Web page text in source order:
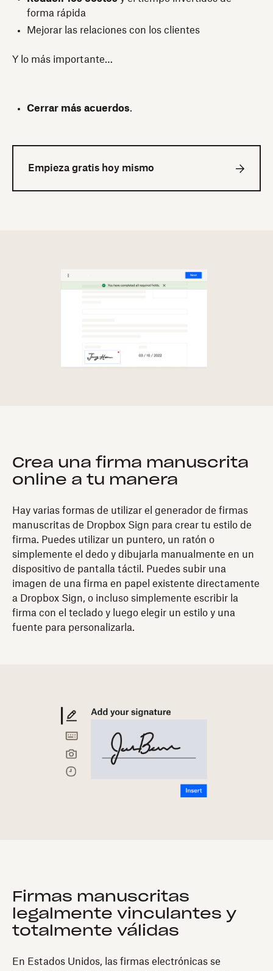
forma rápida
Mejorar las relaciones con los clientes
Y lo más importante…
Cerrar más acuerdos.
Empieza gratis hoy mismo
Crea una firma manuscrita
online a tu manera
Hay varias formas de utilizar el generador de firmas
manuscritas de Dropbox Sign para crear tu estilo de
firma. Puedes utilizar un puntero, un ratón o
simplemente el dedo y dibujarla manualmente en un
dispositivo de pantalla táctil. Puedes subir una
imagen de una firma en papel existente directamente
a Dropbox Sign, o incluso simplemente escribir la
firma con el teclado y luego elegir un estilo y una
fuente para personalizarla.
Firmas manuscritas
legalmente vinculantes y
totalmente válidas
En Estados Unidos, las firmas electrónicas se